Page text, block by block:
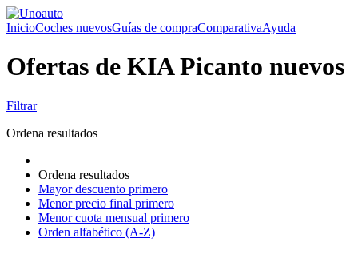
InicioCoches nuevosGuías de compraComparativaAyuda
Ofertas de KIA Picanto nuevos
Filtrar
Ordena resultados
Ordena resultados
Mayor descuento primero
Menor precio final primero
Menor cuota mensual primero
Orden alfabético (A-Z)